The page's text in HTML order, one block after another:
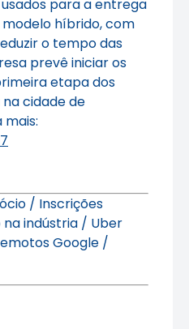
para a entrega
híbrido, com
o tempo das
prevê iniciar os
etapa dos
cidade de
mais:
/ Inscrições
indústria / Uber
Google /